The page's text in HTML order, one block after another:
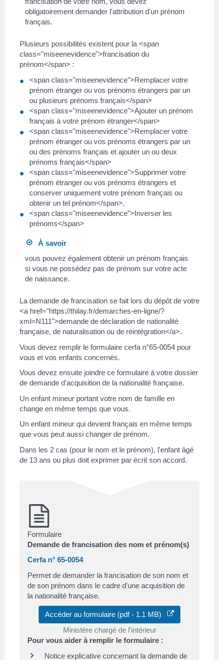
obligatoirement demander l'attribution d'un prénom
français.
Plusieurs possibilités existent pour la <span
class="miseenevidence">francisation du
prénom</span> :
<span class="miseenevidence">Remplacer votre
prénom étranger ou vos prénoms étrangers par un
ou plusieurs prénoms français</span>
<span class="miseenevidence">Ajouter un prénom
français à votre prénom étranger</span>
<span class="miseenevidence">Remplacer votre
prénom étranger ou vos prénoms étrangers par un
ou des prénoms français et ajouter un ou deux
prénoms français</span>
<span class="miseenevidence">Supprimer votre
prénom étranger ou vos prénoms étrangers et
conserver uniquement votre prénom français ou
obtenir un tel prénom</span>.
<span class="miseenevidence">Inverser les
prénoms</span>
À savoir
vous pouvez également obtenir un prénom français
si vous ne possédez pas de prénom sur votre acte
de naissance.
La demande de francisation se fait lors du dépôt de votre
<a href="https://thilay.fr/demarches-en-ligne/?
xml=N111">demande de déclaration de nationalité
française, de naturalisation ou de réintégration</a>.
Vous devez remplir le formulaire cerfa n°65-0054 pour
vous et vos enfants concernés.
Vous devez ensuite joindre ce formulaire à votre dossier
de demande d'acquisition de la nationalité française.
Un enfant mineur portant votre nom de famille en
change en même temps que vous.
Un enfant mineur qui devient français en même temps
que vous peut aussi changer de prénom.
Dans les 2 cas (pour le nom et le prénom), l'enfant âgé
de 13 ans ou plus doit exprimer par écrit son accord.
Formulaire
Demande de francisation des nom et prénom(s)
Cerfa n° 65-0054
Permet de demander la francisation de son nom et
de son prénom dans le cadre d'une acquisition de
la nationalité française.
Accéder au formulaire (pdf - 1.1 MB)
Ministère chargé de l'intérieur
Pour vous aider à remplir le formulaire :
Notice explicative concernant la demande de